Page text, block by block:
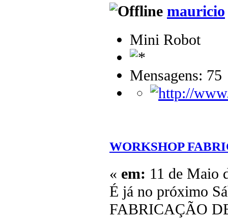
mauricio
Mini Robot
Mensagens: 75
WORKSHOP
« em: 11 de Maio
É já no próximo
FABRICAÇÃO